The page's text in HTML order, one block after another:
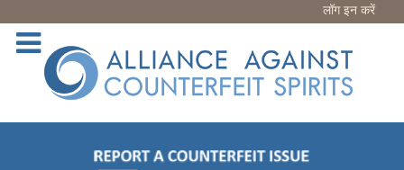
लॉग इन करें